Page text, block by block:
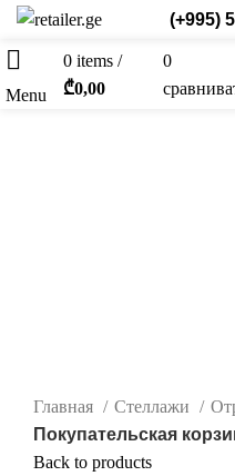
(+995)
Menu
0 items /
₾0,00
0
Главная
Стеллажи
Покупательская
Back to products